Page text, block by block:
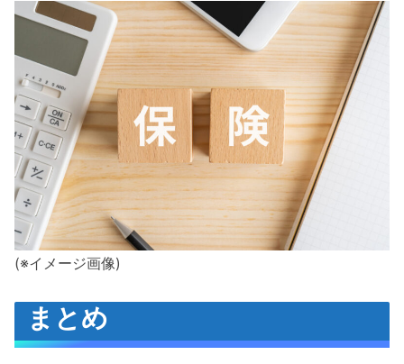
(※イメージ画像)
まとめ